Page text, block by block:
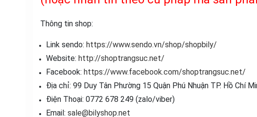
Thông tin shop:
Link sendo: https://www.sendo.vn/shop/shopbily/
Website: http://shoptrangsuc.net/
Facebook: https://www.facebook.com/shoptrangsuc.net/
Địa chỉ: 99 Duy Tân Phường 15 Quận Phú Nhuận TP. Hồ Chí
Điện Thoại: 0772 678 249 (zalo/viber)
Email: sale@bilyshop.net